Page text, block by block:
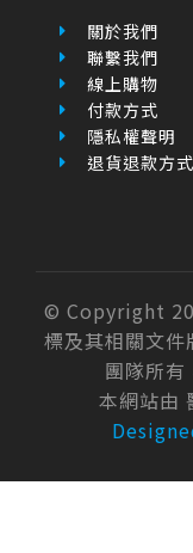
關於我們
聯繫我們
線上購物
付款方式
隱私權聲明
退貨退款方式
© Copyright
標及其相關文
團隊所有
本網站由